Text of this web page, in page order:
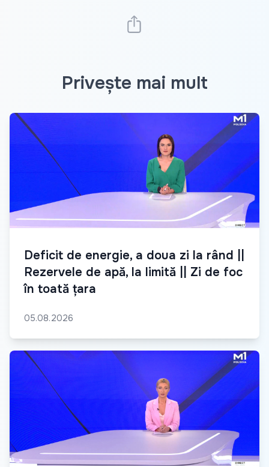
Privește mai mult
Deficit de energie, a doua zi la rând ||
Rezervele de apă, la limită || Zi de foc
în toată țara
05.08.2026